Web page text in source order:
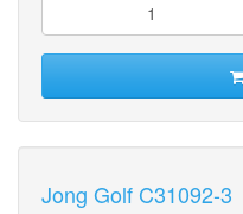
Jong Golf C31092-3